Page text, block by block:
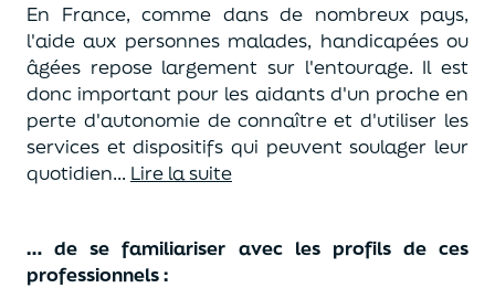
En France, comme dans de nombreux pays,
l'aide aux personnes malades, handicapées ou
âgées repose largement sur l'entourage. Il est
donc important pour les aidants d'un proche en
perte d'autonomie de connaître et d'utiliser les
services et dispositifs qui peuvent soulager leur
quotidien... Lire la suite
… de se familiariser avec les profils de ces
professionnels :